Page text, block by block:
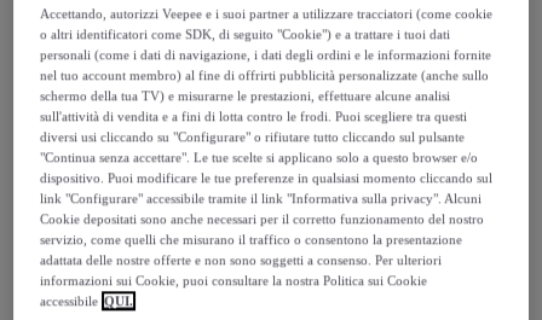
-
Venduto daEMPRENDIMIENTOS URBANOS
Ultimo prodotto
Consegna
Spedizione gratuita
Accettando, autorizzi Veepee e i suoi partner a utilizzare tracciatori (come cookie
o altri identificatori come SDK, di seguito "Cookie") e a trattare i tuoi dati
personali (come i dati di navigazione, i dati degli ordini e le informazioni fornite
nel tuo account membro) al fine di offrirti pubblicità personalizzate (anche sullo
schermo della tua TV) e misurarne le prestazioni, effettuare alcune analisi
sull'attività di vendita e a fini di lotta contro le frodi. Puoi scegliere tra questi
diversi usi cliccando su "Configurare" o rifiutare tutto cliccando sul pulsante
"Continua senza accettare". Le tue scelte si applicano solo a questo browser e/o
dispositivo. Puoi modificare le tue preferenze in qualsiasi momento cliccando sul
link "Configurare" accessibile tramite il link "Informativa sulla privacy". Alcuni
Cookie depositati sono anche necessari per il corretto funzionamento del nostro
servizio, come quelli che misurano il traffico o consentono la presentazione
adattata delle nostre offerte e non sono soggetti a consenso. Per ulteriori
informazioni sui Cookie, puoi consultare la nostra Politica sui Cookie
accessibile QUI.